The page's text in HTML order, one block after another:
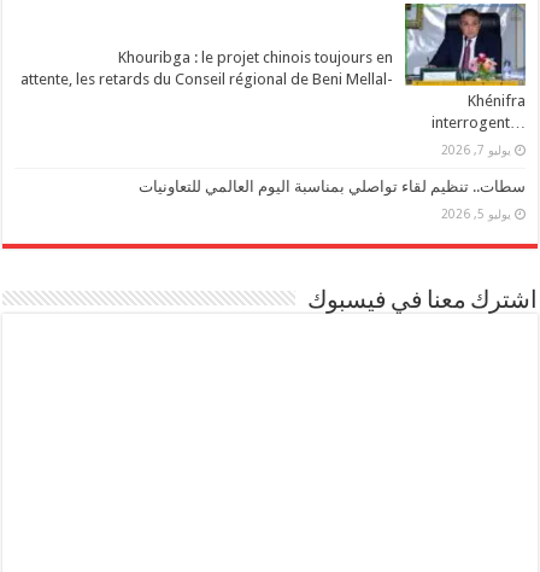
Khouribga : le projet chinois toujours en
attente, les retards du Conseil régional de Beni Mellal-
Khénifra
…interrogent
يوليو 7, 2026
سطات.. تنظيم لقاء تواصلي بمناسبة اليوم العالمي للتعاونيات
يوليو 5, 2026
اشترك معنا في فيسبوك